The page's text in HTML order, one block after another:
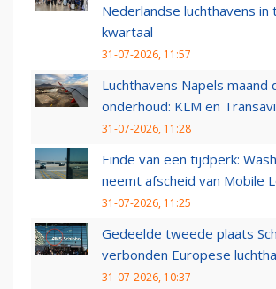
Nederlandse luchthavens in
kwartaal
31-07-2026, 11:57
Luchthavens Napels maand
onderhoud: KLM en
31-07-2026, 11:28
Einde van een tijdperk:
neemt afscheid van Mobile
31-07-2026, 11:25
Gedeelde tweede plaats
verbonden Europese
31-07-2026, 10:37